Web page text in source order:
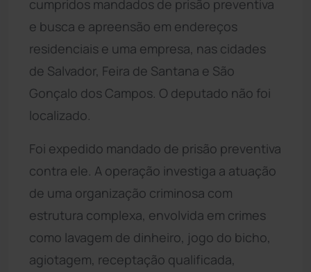
cumpridos mandados de prisão preventiva
e busca e apreensão em endereços
residenciais e uma empresa, nas cidades
de Salvador, Feira de Santana e São
Gonçalo dos Campos. O deputado não foi
localizado.
Foi expedido mandado de prisão preventiva
contra ele. A operação investiga a atuação
de uma organização criminosa com
estrutura complexa, envolvida em crimes
como lavagem de dinheiro, jogo do bicho,
agiotagem, receptação qualificada,